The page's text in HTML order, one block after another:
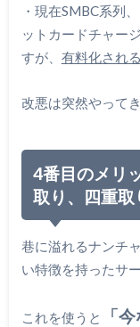
・現在SMBC系列
ットカードチャー
すが、 有料化され
改悪は突然やって
4番目のメリ
取り、四重取
巷に溢れるナンチ
い特徴を持ったサ
これを使うと 「